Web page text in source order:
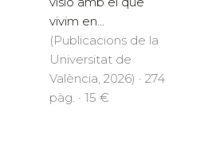
vivim en...
(Publicacions de la
Universitat de
València, 2026) · 274
pàg. · 15 €